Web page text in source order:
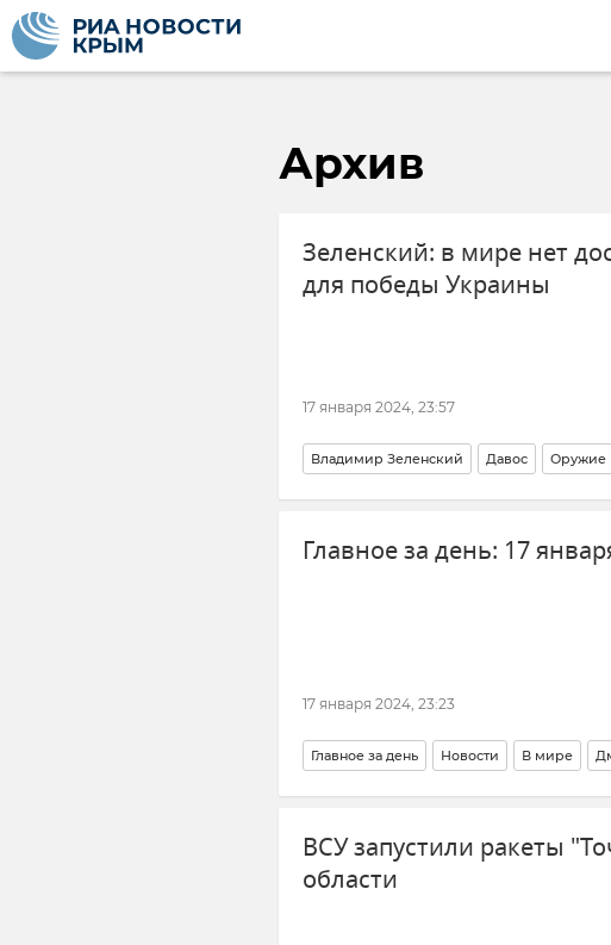
Архив
Зеленский: в мире нет
для победы Украины
17 января 2024, 23:57
Владимир Зеленский Давос Оружие
ВСУ (Вооруженные силы Украины)
Главное за день: 17
17 января 2024, 23:23
Главное за день Новости В мире
Владимир Путин (политик) Экономика
Новости СВО Общество
ВСУ запустили ракеты
области